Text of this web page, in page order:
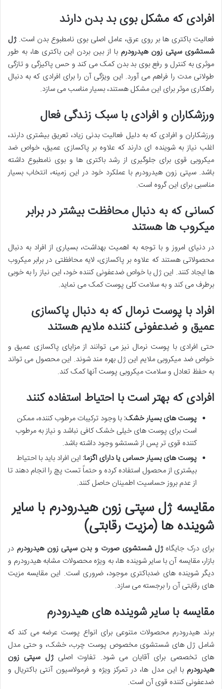
افرادی که مشکل بوی بد بدن دارند
فعالیت باکتری ها بر روی عرق، عامل اصلی بوی نامطبوع بدن است.ژل
شستشوی سپتی زون هیدرودرم با از بین بردن این باکتری ها، به طور
موثری به کنترل و رفع بوی بد بدن کمک می کند و حس پاکیزگی و تازگی
طولانی مدت را فراهم می آورد. این ویژگی آن را برای افرادی که به دنبال
راهکاری موثر برای این مشکل هستند، بسیار مناسب می سازد.
ورزشکاران و افرادی با سبک زندگی فعال
ورزشکاران و افرادی که به دلیل فعالیت بدنی زیاد، تعریق بیشتری دارند،
اغلب نیاز به شوینده ای دارند که علاوه بر پاکسازی عمیق، خواص ضد
میکروبی قوی برای جلوگیری از رشد باکتری ها و بوی نامطبوع داشته
باشد. سپتی زون هیدرودرم با عملکرد خود در این زمینه، انتخاب بسیار
مناسبی برای این گروه است.
کسانی که به دنبال محافظت بیشتر در برابر
میکروب ها هستند
در دنیای امروز و با توجه به اهمیت بهداشت، بسیاری از افراد به دنبال
محصولاتی هستند که علاوه بر پاکسازی، لایه محافظتی در برابر میکروب
ها ایجاد کنند. این ژل با خواص ضدعفونی کننده خود، این نیاز را به خوبی
برطرف می کند و به سلامت کلی پوست کمک می نماید.
افراد با پوست نرمال که به دنبال پاکسازی
عمیق و ضدعفونی کننده ملایم هستند
حتی افرادی با پوست نرمال نیز می توانند از مزایای پاکسازی عمیق و
خواص ضد میکروبی ملایم این ژل بهره مند شوند. این محصول می تواند
به حفظ تعادل و سلامت میکروبی پوست آنها کمک کند.
افرادی که بهتر است با احتیاط استفاده کنند
پوست های بسیار خشک: با وجود ترکیبات مرطوب کننده، ممکن
است برای پوست های خیلی خشک کافی نباشد و نیاز به مرطوب
کننده قوی تر پس از شستشو وجود داشته باشد.
پوست های بسیار حساس یا دارای اگزما: این افراد باید با احتیاط
بیشتری از محصول استفاده کرده و حتماً تست پچ را انجام دهند تا
از عدم بروز حساسیت اطمینان حاصل کنند.
مقایسه ژل سپتی زون هیدرودرم با سایر
شوینده ها (مزیت رقابتی)
برای درک جایگاهژل شستشوی صورت و بدن سپتی زون هیدرودرم در
بازار، مقایسه آن با سایر شوینده ها، به ویژه محصولات مشابه هیدرودرم و
دیگر شوینده های ضدباکتری موجود، ضروری است. این مقایسه مزیت
های رقابتی آن را برجسته می سازد.
مقایسه با سایر شوینده های هیدرودرم
برند هیدرودرم محصولات متنوعی برای انواع پوست عرضه می کند که
شامل ژل های شستشوی مخصوص پوست چرب، خشک، و حتی مدل
های تخصصی برای آقایان می شود. تفاوت اصلیژل سپتی زون
هیدرودرم با این مدل ها، در تمرکز ویژه و فرمولاسیون آنتی باکتریال و
ضدعفونی کننده قوی آن است.